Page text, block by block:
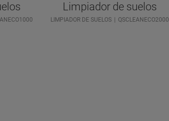
Limpiador de suelos
LIMPIADOR DE SUELOS QSCLEANECO2000